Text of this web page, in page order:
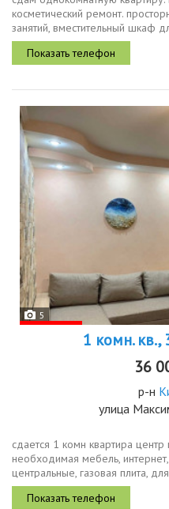
косметический ремонт.
занятий, вместительный шкаф
оснащена необходимой
совмещённый.окна...
5
1 комн. кв.,
36
р-н
улица
сдается 1 комн квартира центр
необходимая мебель,
центральные, газовая плита,
животных. на длительный срок.